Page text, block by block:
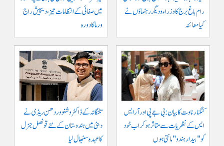
رام باغ برج کا وزراء و دیگر رہنماؤں نے
کیا معائنہ
میں صفائی کے انتظامات تیز، دیپیش راج
ورما کا دورہ
کنگنا رناوت کا بیان: بی جے پی اور آر ایس
ایس کے نظریات سے متاثر ہو کر اب خود
کو "بیدار ہندو" مانتی ہوں
تلنگانہ کے ڈاکٹر وشنو وردھن ریڈی نے
دبئی میں ہندوستان کے نئے قونصل جنرل
کا عہدہ سنبھال لیا